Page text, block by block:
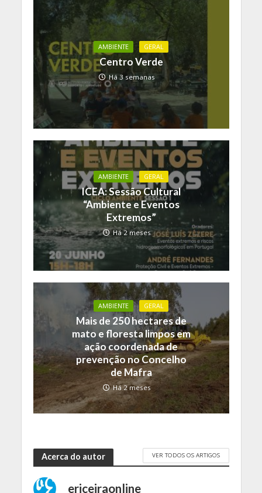
AMBIENTE GERAL
Centro Verde
Há 3 semanas
AMBIENTE GERAL
ICEA: Sessão Cultural
“Ambiente e Eventos
Extremos”
Há 2 meses
AMBIENTE GERAL
Mais de 250 hectares de
mato e floresta limpos em
ação coordenada de
prevenção no Concelho
de Mafra
Há 2 meses
Acerca do autor VER TODOS OS ARTIGOS
ericeiraonline